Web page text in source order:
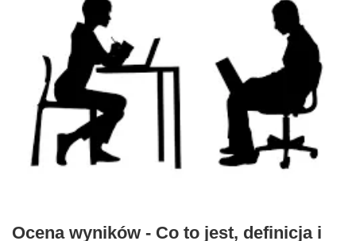
Ocena wyników - Co to jest, definicja i